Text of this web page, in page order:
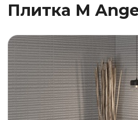
Плитка M